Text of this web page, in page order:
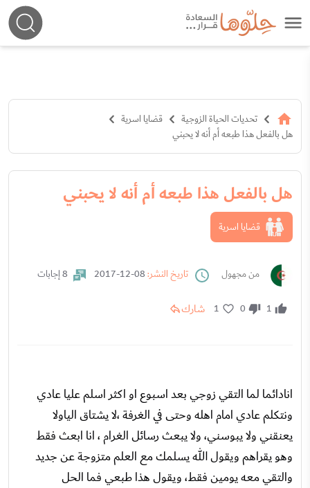
تحديات الحياة الزوجية
قضايا اسرية
هل بالفعل هذا طبعه أم أنه لا يحبني
هل بالفعل هذا طبعه أم أنه لا يحبني
قضايا اسرية
من مجهول تاريخ النشر: 8 إجابات
1
0
1 شارك
انادائما لما التقي زوجي بعد اسبوع او اكثر اسلم عليا عادي
ونتكلم عادي امام اهله وحتى في الغرفة ،لا يشتاق الياولا
يعنقني ولا يبوسني، ولا يبعث رسائل الغرام ، انا ابعث فقط
وهو يقراهم ويقول الله يسلمك مع العلم متزوجة عن جديد
والتقي معه يومين فقط، ويقول هذا طبعي فما الحل